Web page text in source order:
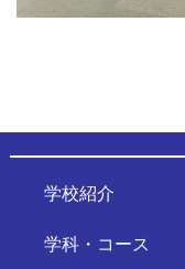
学校紹介
学科・コース